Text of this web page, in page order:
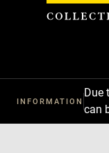
INFORMATION
Due
can
Cookies